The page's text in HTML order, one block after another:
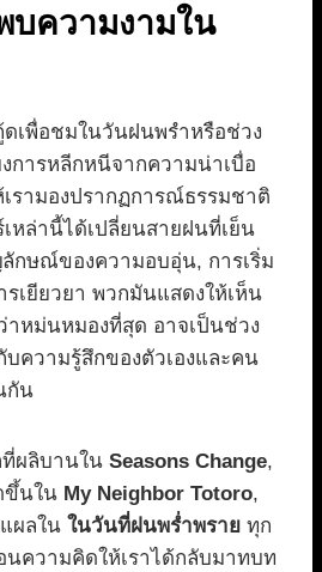
ความงามใน
เพื่อชมในวันฝนพรำหรือช่วง
การหลีกหนีจากความน่าเบื่อ
รามองปรากฏการณ์ธรรมชาติ
หล่านี้ได้เปลี่ยนสายฝนที่เย็น
กษณ์ของความอบอุ่น, การเริ่ม
เยียวยา พวกมันแสดงให้เห็น
าหม่นหมองที่สุด อาจเป็นช่วง
บความรู้สึกของตัวเองและคน
กัน
ที่ผลิบานใน Seasons Change,
ขึ้นใน My Neighbor Totoro,
ผลใน ในวันที่ฝนพร่ำพราย ทุก
นความคิดให้เราได้กลับมาทบท